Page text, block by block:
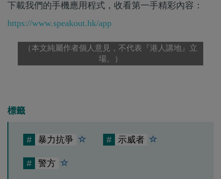
下載我們的手機應用程式，收看第一手精彩內容：
https://www.speakout.hk/app
（本文純屬作者個人意見，不代表『港人講地』立
場。）
標籤
# 暴力抗爭 # 示威者
# 警方